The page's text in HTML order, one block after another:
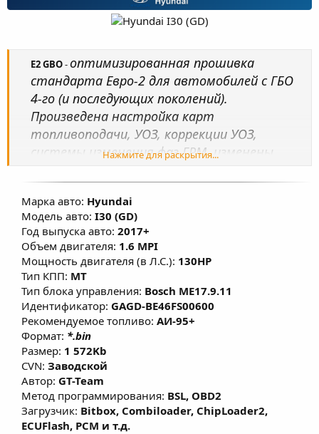
н
и
я
E2 GBO- оптимизированная прошивка
стандарта Евро-2 для автомобилей с ГБО
4-го (и последующих поколений).
Произведена настройка карт
топливоподачи, УОЗ, коррекции УОЗ,
системы изменения фаз ГРМ, изменены
вентиляторов охлаждения ДВС, В
большинстве прошивок изменены обороты
ХХ в значения близкие к 720-750 об/мин, что
улучшает наполнения газовой смесью
камеры сгорания и уменьшает
температуру в зоне выпускных клапанов.
Данные решения не имеют сильного
мощностного прироста во избежание
увеличения расхода топлива (газа) у
владельцев.
Нажмите для раскрытия...
Марка авто: Hyundai
Модель авто: I30 (GD)
Год выпуска авто: 2017+
Объем двигателя: 1.6 MPI
Мощность двигателя (в Л.С.): 130HP
Тип КПП: MT
Тип блока управления: Bosch ME17.9.11
Идентификатор: GAGD-BE46FS00600
Рекомендуемое топливо: АИ-95+
Формат: *.bin
Размер: 1 572Kb
CVN: Заводской
Автор: GT-Team
Метод программирования: BSL, OBD2
Загрузчик: Bitbox, Combiloader, ChipLoader2,
ECUFlash, PCM и т.д.